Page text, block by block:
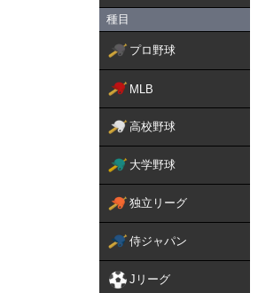
種目
プロ野球
MLB
高校野球
大学野球
独立リーグ
侍ジャパン
Jリーグ